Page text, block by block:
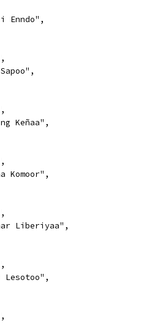
Enndo",
Keñaa",
Komoor",
Liberiyaa",
Lesotoo",